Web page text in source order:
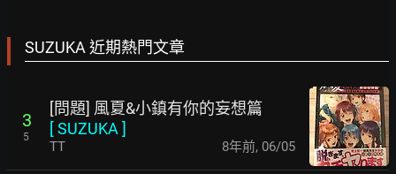
SUZUKA 近期熱門文章
3
5
[問題] 風夏&小鎮有你的妄想篇
[SUZUKA ]
TT 8年前, 06/05